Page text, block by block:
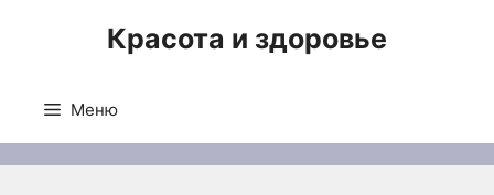
Красота и здоровье
Меню